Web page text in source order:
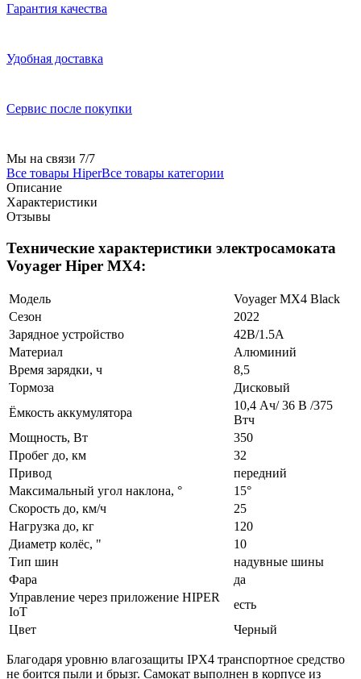
Гарантия качества
Удобная доставка
Сервис после покупки
Мы на связи 7/7
Все товары HiperВсе товары категории
Описание
Характеристики
Отзывы
Технические характеристики электросамоката
Voyager Hiper MX4:
Модель
Voyager MX4 Black
Сезон
2022
Зарядное устройство
42В/1.5A
Материал
Алюминий
Время зарядки, ч
8,5
Тормоза
Дисковый
Ёмкость аккумулятора
10,4 Ач/ 36 В /375
Втч
Мощность, Вт
350
Пробег до, км
32
Привод
передний
Максимальный угол наклона, °
15°
Скорость до, км/ч
25
Нагрузка до, кг
120
Диаметр колёс, "
10
Тип шин
надувные шины
Фара
да
Управление через приложение HIPER
IoT
есть
Цвет
Черный
Благодаря уровню влагозащиты IPX4 транспортное средство
не боится пыли и брызг. Самокат выполнен в корпусе из